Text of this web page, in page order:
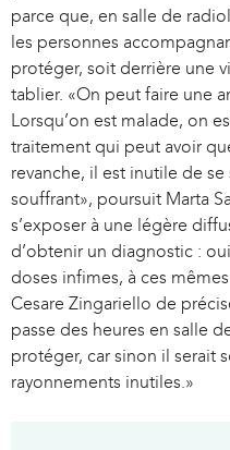
parce que, en salle de
les personnes
protéger, soit derrière une
tablier. «On peut faire une
Lorsqu’on est malade, on
traitement qui peut avoir
revanche, il est inutile de se
souffrant», poursuit Marta
s’exposer à une légère
d’obtenir un diagnostic :
doses infimes, à ces
Cesare Zingariello de
passe des heures en salle
protéger, car sinon il serait
rayonnements inutiles.»